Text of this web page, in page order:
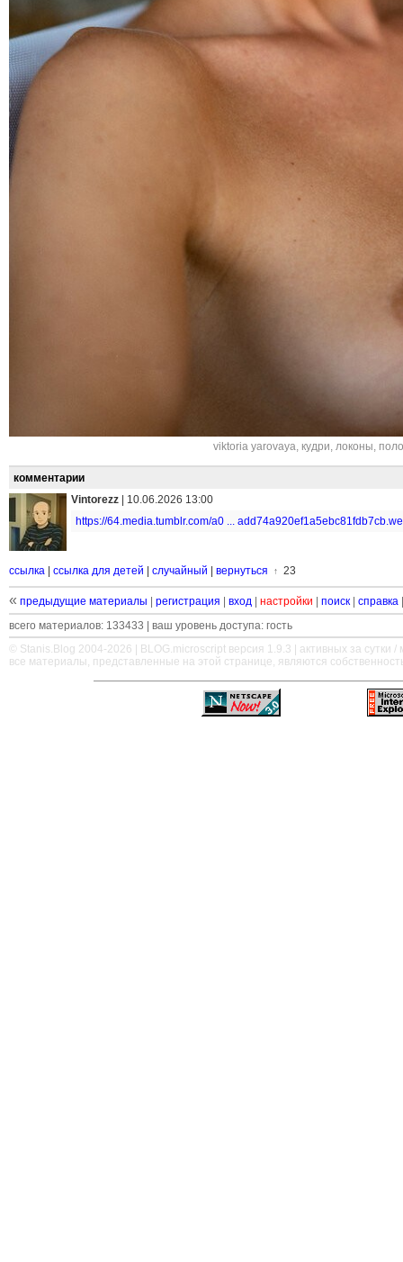
viktoria yarovaya, кудри, локоны,
комментарии
Vintorezz
10.06.2026 13:00
https://64.media.tumblr.com/a0 ...
ссылка ссылка для детей случайный вернуться ↑ 23
« предыдущие материалы регистрация вход настройки поиск справка
всего материалов: 133433 | ваш уровень доступа: гость
© Stanis.Blog 2004-2026 |
BLOG.microscript версия 1.9.3 | активных за сутки /
все материалы, представленные на этой странице, являются
—————————————————————